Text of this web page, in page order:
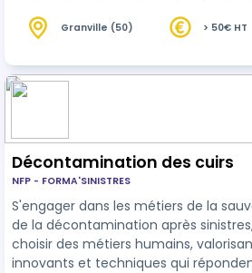
techniques métiers appliquées aux
techniques nécessaires pour mener
prestation de décontamination et de
supports…
Granville (50) > 50€ HT
Décontamination des cuirs
NFP - FORMA'SINISTRES
S'engager dans les métiers de la
de la décontamination après
choisir des métiers humains,
innovants et techniques qui